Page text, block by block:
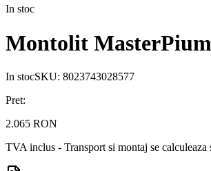
In stoc
Montolit
In stocSKU: 8023743028577
Pret:
2.065 RON
TVA inclus - Transport si montaj se calculeaza